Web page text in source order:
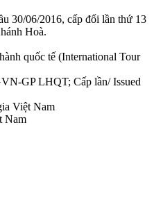
30/06/2016, cấp đổi lần thứ 13
Hoà.
quốc tế (International Tour
GP LHQT; Cấp lần/ Issued
Việt Nam
Nam